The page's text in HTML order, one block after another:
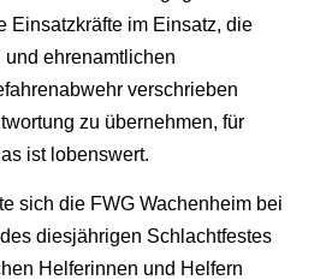
Einsatzkräfte im Einsatz, die
ehrenamtlichen
verschrieben
zu übernehmen, für
ist lobenswert.
sich die FWG Wachenheim bei
diesjährigen Schlachtfestes
Helferinnen und Helfern